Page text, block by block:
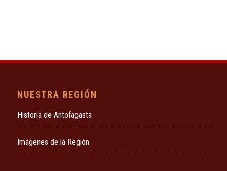
NUESTRA REGIÓN
Historia de Antofagasta
Imágenes de la Región